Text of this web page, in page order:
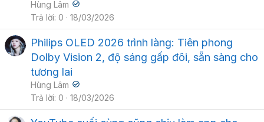
Hùng Lâm
Trả lời 0 18/03/2026
Philips OLED 2026 trình làng: Tiên phong
Dolby Vision 2, độ sáng gấp đôi, sẵn sàng cho
tương lai
Hùng Lâm
Trả lời 0 18/03/2026